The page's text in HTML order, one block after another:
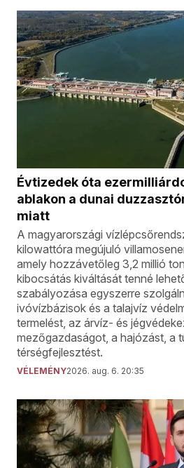
Évtizedek óta
ablakon a dunai
miatt
A magyarországi
kilowattóra megújuló
amely hozzávetőleg 3,2 millió
kibocsátás kiváltását tenné
szabályozása egyszerre
ivóvízbázisok és a talajvíz
termelést, az árvíz- és
mezőgazdaságot, a hajózást, a
térségfejlesztést.
VÉLEMÉNY2026. aug. 6. 20:35